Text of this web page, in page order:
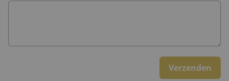
Verzenden